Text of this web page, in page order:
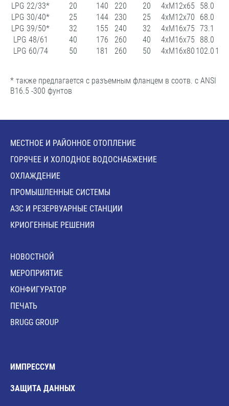
LPG 22/33*
20 140 220 20 4xM12x65 58.0
LPG 30/40*
25 144 230 25 4xM12x70 68.0
LPG 39/50*
32 155 240 32 4xM16x75 73.1
LPG 48/61
40 176 260 40 4xM16x75 88.0
LPG 60/74
50 181 260 50 4xM16x80 102.0 109
* также предлагается с разъемным фланцем в соотв. с ANSI
B16.5 -300 фунтов
МЕСТНОЕ И РАЙОННОЕ ОТОПЛЕНИЕ
ГОРЯЧЕЕ И ХОЛОДНОЕ ВОДОСНАБЖЕНИЕ
ОХЛАЖДЕНИЕ
ПРОМЫШЛЕННЫЕ СИСТЕМЫ
АЗС И РЕЗЕРВУАРНЫЕ СТАНЦИИ
КРИОГЕННЫЕ РЕШЕНИЯ
HОВОСТНОЙ
MЕРОПРИЯТИЕ
КОНФИГУРАТОР
ПЕЧАТЬ
BRUGG GROUP
ИМПРЕССУМ
ЗАЩИТА ДАННЫХ